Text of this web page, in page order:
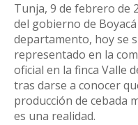
Tunja, 9 de febrero de
del gobierno de
departamento, hoy se
representado en la
oficial en la finca Valle
tras darse a conocer
producción de cebada
es una realidad.